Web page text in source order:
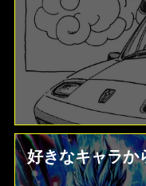
好きなキャラから選ぶチーム編成【パーテ